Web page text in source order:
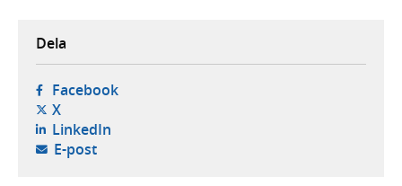
Dela
Facebook- öppnas i ny flik, extern webbplats,
X- öppnas i ny flik, extern webbplats,
LinkedIn- öppnas i ny flik, extern webbplats,
E-post- öppnar din e-postklient,